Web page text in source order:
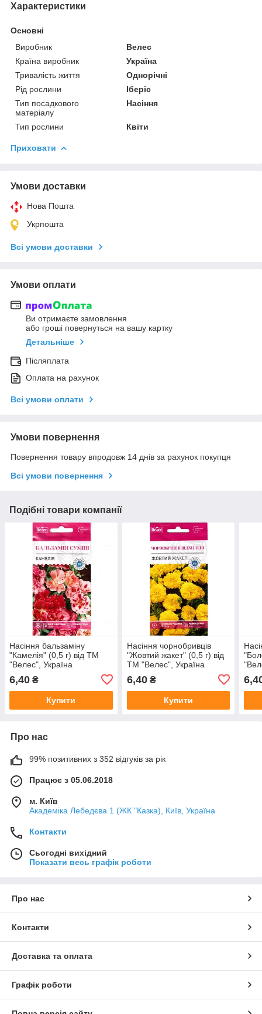
Характеристики
Основні
Виробник
Велес
Країна виробник
Україна
Тривалість життя
Однорічні
Рід рослини
Іберіс
Тип посадкового
матеріалу
Насіння
Тип рослини Квіти
Приховати
Умови доставки
Нова Пошта
Укрпошта
Всі умови доставки
Умови оплати
Ви отримаєте замовлення
або гроші повернуться на вашу картку
Детальніше
Післяплата
Оплата на рахунок
Всі умови оплати
Умови повернення
Повернення товару впродовж 14 днів за рахунок покупця
Всі умови повернення
Подібні товари компанії
Насіння бальзаміну
"Камелія" (0,5 г) від ТМ
"Велес", Україна
6,40 ₴
Купити
Насіння чорнобривців
"Жовтий жакет" (0,5 г) від
ТМ "Велес", Україна
6,40₴
Купити
Про нас
99% позитивних з 352 відгуків за рік
Працює з 05.06.2018
м. Київ
Академіка Лебедєва 1 (ЖК "Казка), Київ, Україна
Контакти
Сьогодні вихідний
Показати весь графік роботи
Про нас
Контакти
Доставка та оплата
Графік роботи